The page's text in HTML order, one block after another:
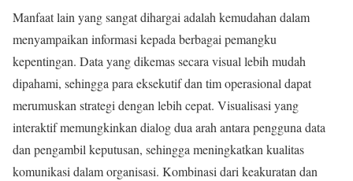
Manfaat lain yang sangat dihargai adalah kemudahan dalam
menyampaikan informasi kepada berbagai pemangku
kepentingan. Data yang dikemas secara visual lebih mudah
dipahami, sehingga para eksekutif dan tim operasional dapat
merumuskan strategi dengan lebih cepat. Visualisasi yang
interaktif memungkinkan dialog dua arah antara pengguna data
dan pengambil keputusan, sehingga meningkatkan kualitas
komunikasi dalam organisasi. Kombinasi dari keakuratan dan